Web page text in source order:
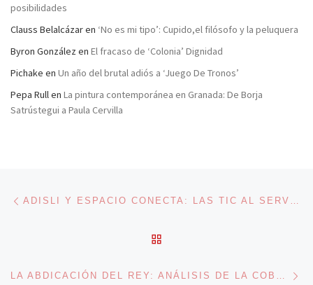
posibilidades
Clauss Belalcázaren ‘No es mi tipo’: Cupido,el filósofo y la peluquera
Byron González en El fracaso de ‘Colonia’ Dignidad
Pichake en Un año del brutal adiós a ‘Juego De Tronos’
Pepa Rullen La pintura contemporánea en Granada: De Borja
Satrústegui a Paula Cervilla
Navegación de entradas ADISLI Y ESPACIO CONECTA: LAS TIC AL SERVICIO DE LA EMPLEABILIDAD DE PERSONAS CON DISCAPACIDAD INTELECTUAL